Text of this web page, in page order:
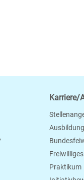
Karriere/
Ausbildung
Praktikum